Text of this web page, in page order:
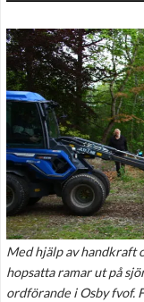
Med hjälp av handkraft
hopsatta ramar ut på
ordförande i Osby fvof.